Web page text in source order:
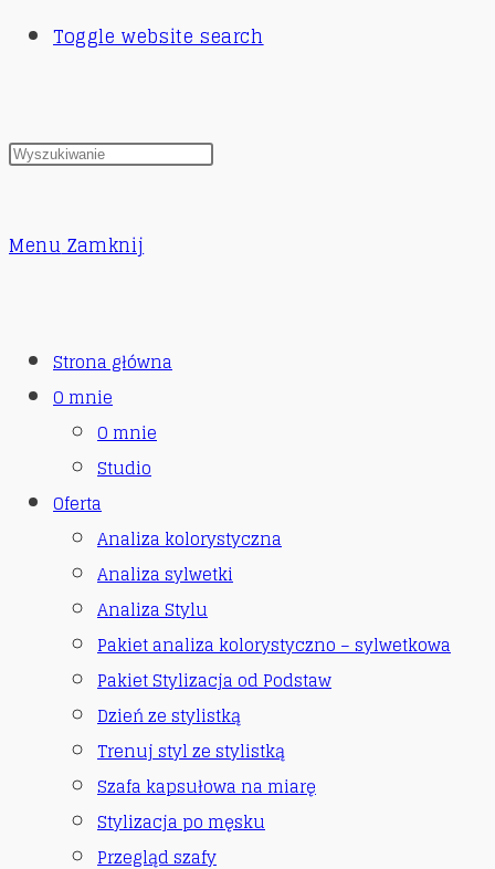
Toggle website search
Menu Zamknij
Strona główna
O mnie
O mnie
Studio
Oferta
Analiza kolorystyczna
Analiza sylwetki
Analiza Stylu
Pakiet analiza kolorystyczno – sylwetkowa
Pakiet Stylizacja od Podstaw
Dzień ze stylistką
Trenuj styl ze stylistką
Szafa kapsułowa na miarę
Stylizacja po męsku
Przegląd szafy